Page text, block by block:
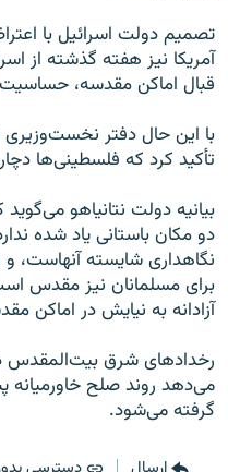
تصمیم دولت اسرائیل با
آمریکا نیز هفته گذشته از
قبال اماکن مقدسه، حساسیت
با این حال دفتر نخست‌وزیری
تأکید کرد که فلسطینی‌ها
بیانیه دولت نتانیاهو
دو مکان باستانی یاد شده
نگاهداری شایسته آنهاست،
برای مسلمانان نیز مقدس
آزادانه به نیایش در اماکن
رخدادهای شرق
گرفته می‌شود.